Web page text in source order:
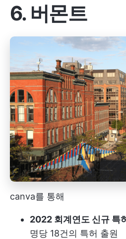
6. 버몬트
canva를 통해
2022 회계연도 신규 특
명당 18건의 특허 출원